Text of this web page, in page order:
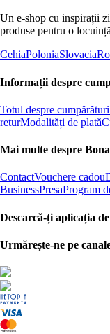
Un e-shop cu inspirații
produse pentru o
CehiaPoloniaSlovacia
Informații despre
Totul despre cumpărături
returModalități de plată
Mai multe despre
ContactVouchere cadou
BusinessPresaProgram
Descarcă-ți aplicația
Urmărește-ne pe